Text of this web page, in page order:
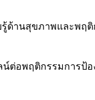
ด้านสุขภาพและพ
อพฤติกรรมการป้